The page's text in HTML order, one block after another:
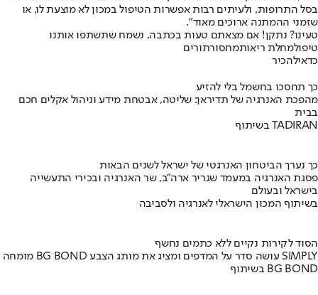
בסל התרופות, ולעיתים רבות אפשרות הטיפול במכון לא מוצעת לו, או
שזמני ההמתנה ארוכים מאוד".
טעינו? נתקן! אם מצאתם טעות בכתבה, נשמח שתשתפו אותנו
טיפולמחלת ריאותמחסורתורים
כדאילהכיר
כך תחסכו בחשמל בלי להזיע
מהפכת האנרגיה של תדיראן: שליטה, אבטחת מידע וניהול אקלים חכם
בבית
בשיתוף TADIRAN
כך נערך הביטחון האנרגטי של ישראל לשנים הבאות
פסגת האנרגיה במעמד שגריר ארה"ב, שר האנרגיה ובכירי התעשייה
בישראל ובעולם
בשיתוף המכון הישראלי לאנרגיה ולסביבה
הסוד לקירות נקיים ללא כתמים נחשף
מומחה BG BOND עושה סדר על המדפים ומציג את מותג הצבע SIMPLY
בשיתוף BG BOND